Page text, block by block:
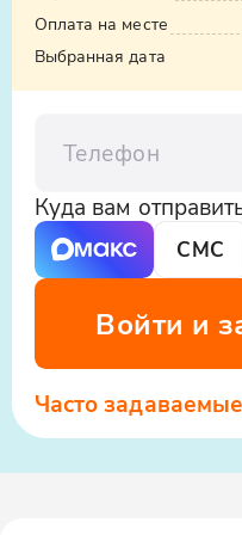
Оплата на месте
Выбранная дата
Куда вам
СМС
Войти и
Часто